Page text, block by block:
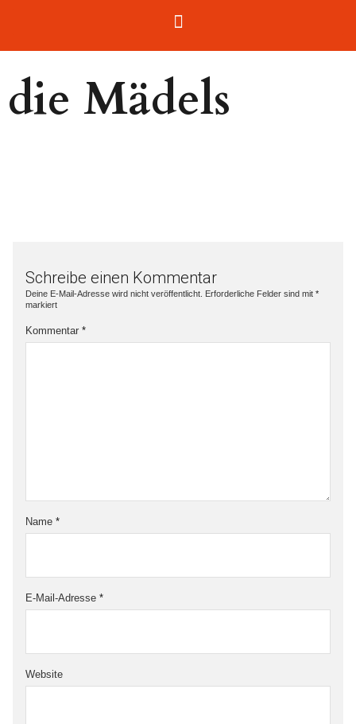
die Mädels
Schreibe einen Kommentar
Deine E-Mail-Adresse wird nicht veröffentlicht. Erforderliche Felder sind mit *
markiert
Kommentar *
Name *
E-Mail-Adresse *
Website